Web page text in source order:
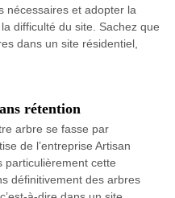
nécessaires et adopter la
difficulté du site. Sachez que
dans un site résidentiel,
rétention
arbre se fasse par
de l’entreprise Artisan
particulièrement cette
définitivement des arbres